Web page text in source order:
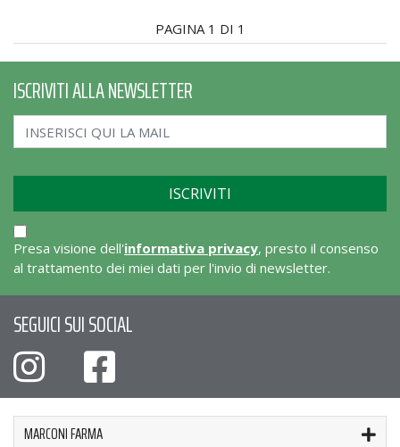
PAGINA 1 DI 1
ISCRIVITI ALLA NEWSLETTER
Presa visione dell'informativa privacy, presto il consenso
al trattamento dei miei dati per l'invio di newsletter.
SEGUICI SUI SOCIAL
MARCONI FARMA